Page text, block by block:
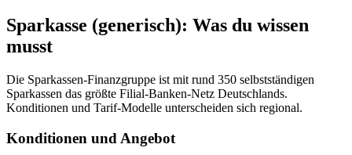
Sparkasse (generisch): Was du wissen
musst
Die Sparkassen-Finanzgruppe ist mit rund 350 selbstständigen
Sparkassen das größte Filial-Banken-Netz Deutschlands.
Konditionen und Tarif-Modelle unterscheiden sich regional.
Konditionen und Angebot